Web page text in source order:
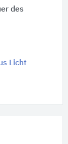
des
Licht